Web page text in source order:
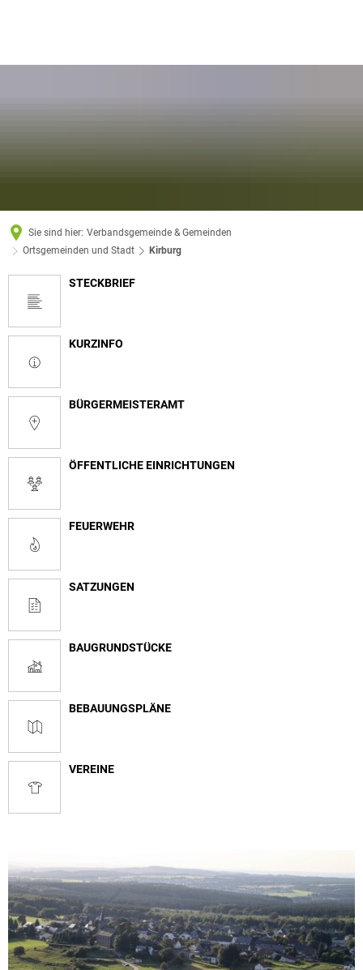
Sie sind hier: Verbandsgemeinde & Gemeinden
Ortsgemeinden und Stadt
Kirburg
Kirburg STECKBRIEF
KURZINFO
BÜRGERMEISTERAMT
ÖFFENTLICHE EINRICHTUNGEN
FEUERWEHR
SATZUNGEN
BAUGRUNDSTÜCKE
BEBAUUNGSPLÄNE
VEREINE